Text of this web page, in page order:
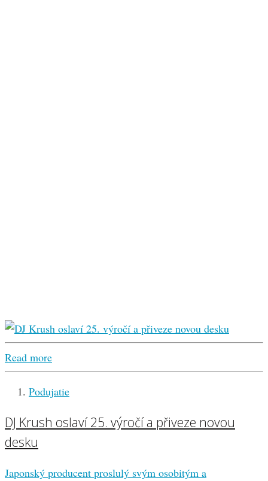
Read more
Podujatie
DJ Krush oslaví 25. výročí a přiveze novou
desku
Japonský producent proslulý svým osobitým a